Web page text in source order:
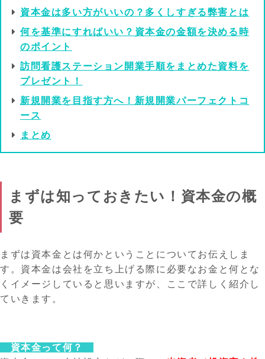
資本金は多い方がいいの？多くしすぎる弊害とは
何を基準にすればいい？資本金の金額を決める時
のポイント
訪問看護ステーション開業手順をまとめた資料を
プレゼント！
新規開業を目指す方へ！新規開業パーフェクトコ
ース
まとめ
まずは知っておきたい！資本金の概
要
まずは資本金とは何かということについてお伝えしま
す。資本金は会社を立ち上げる際に必要なお金と何とな
くイメージしていると思いますが、ここで詳しく紹介し
ていきます。
資本金って何？